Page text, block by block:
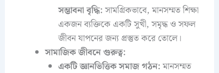
সম্ভাবনা বৃদ্ধি: সামগ্রিকভাবে, মানসম্মত শিক্ষা
একজন ব্যক্তিকে একটি সুখী, সমৃদ্ধ ও সফল
জীবন যাপনের জন্য প্রস্তুত করে তোলে।
সামাজিক জীবনে গুরুত্ব:
একটি জ্ঞানভিত্তিক সমাজ গঠন: মানসম্মত